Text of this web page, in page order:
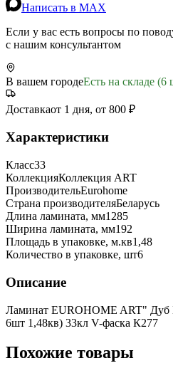
Написать в MAX
Если у вас есть вопросы по
с нашим консультантом
В вашем городеЕсть на складе (6
Доставкаот 1 дня, от 800 ₽
Характеристики
Класс33
КоллекцияКоллекция ART
ПроизводительEurohome
Страна производителяБеларусь
Длина ламината, мм1285
Ширина ламината, мм192
Площадь в упаковке, м.кв1,48
Количество в упаковке, шт6
Описание
Ламинат EUROHOME ART" Дуб
6шт 1,48кв) 33кл V-фаска К277
Похожие товары